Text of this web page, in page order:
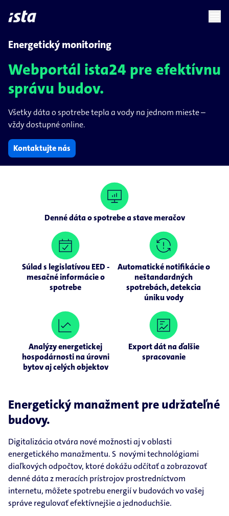
languagechevron_right
Energetický monitoring
Webportál ista24 pre efektívnu
správu budov.
Všetky dáta o spotrebe tepla a vody na jednom mieste –
vždy dostupné online.
Kontaktujte nás
Denné dáta o spotrebe a stave meračov
Súlad s legislatívou EED -
mesačné informácie o
spotrebe
Automatické notifikácie o
neštandardných
spotrebách, detekcia
úniku vody
Analýzy energetickej
hospodárnosti na úrovni
bytov aj celých objektov
Export dát na ďalšie
spracovanie
Energetický manažment pre udržateľné
budovy.
Digitalizácia otvára nové možnosti aj v oblasti
energetického manažmentu. S novými technológiami
diaľkových odpočtov, ktoré dokážu odčítať a zobrazovať
denné dáta z meracích prístrojov prostredníctvom
internetu, môžete spotrebu energií v budovách vo vašej
správe regulovať efektívnejšie a jednoduchšie.